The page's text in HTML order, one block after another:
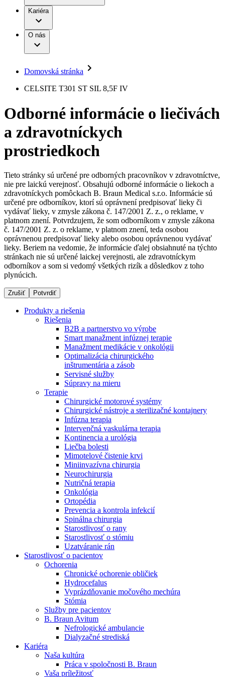
Terapie
Kontinencia a urológia
Liečba bolesti
Miniinvazívna chirurgia
Nutričná terapia
Onkológia
Ortopédia
Prevencia a kontrola infekcií
Spinálna chirurgia
Starostlivosť o rany
Uzatváranie rán
Riešenia
Terapie
Produktový katalóg​
Objavte naše produkty. ​Navštívte produktový katalóg B.
Braun​ s našim kompletným produktovým portfóliom.​
B. Braun Avitum
Ochorenia
Služby pre pacientov
Dialyzačné strediská
B. Braun Avitum poskytuje kvalitnú dialyzačnú starostlivosť
vo všetkých svojich strediskách na Slovensku. Viac
informácií nájdete na stránke jednotlivých stredísk.
Nefrologické ambulancie
V nefrologických ambulanciách prevádzkujeme poradenstvo
a prípravu pacientov k jednotlivým metódam náhrady funkcie
obličiek. Zvoľte si mesto, ktoré potrebujete a navštívte nás.
Práca a kariéra
Naša kultúra
Vaša príležitosť
Nájdite si prácu u nás​
Objavte svoje kariérne príležitosti ​v B. Braun. Vyhľadajte náš
trh práce​ pre zaujímavé pozície na Slovensku.​
Zodpovednosť
Médiá
Tlačové správy
Kontakt
Kontaktný formulár
Spoločnosť
Médiá
Kontakt
Zostaňte v dialógu s B. Braun. Kontaktujte nás.
Kariéra
O nás
Domovská stránka
CELSITE T301 ST SIL 8,5F IV
Odborné informácie o liečivách
a zdravotníckych
prostriedkoch
Tieto stránky sú určené pre odborných pracovníkov v zdravotníctve,
nie pre laickú verejnosť. Obsahujú odborné informácie o liekoch a
zdravotníckych pomôckach B. Braun Medical s.r.o. Informácie sú
určené pre odborníkov, ktorí sú oprávnení predpisovať lieky či
vydávať lieky, v zmysle zákona č. 147/2001 Z. z., o reklame, v
platnom znení. Potvrdzujem, že som odborníkom v zmysle zákona
č. 147/2001 Z. z. o reklame, v platnom znení, teda osobou
oprávnenou predpisovať lieky alebo osobou oprávnenou vydávať
lieky. Beriem na vedomie, že informácie ďalej obsiahnuté na týchto
stránkach nie sú určené laickej verejnosti, ale zdravotníckym
odborníkov a som si vedomý všetkých rizík a dôsledkov z toho
plynúcich.
Zrušiť Potvrdiť
Produkty a riešenia
Riešenia
B2B a partnerstvo vo výrobe
Smart manažment infúznej terapie
Manažment medikácie v onkológii
Optimalizácia chirurgického
inštrumentária a zásob
Servisné služby
Súpravy na mieru
Terapie
Chirurgické motorové systémy
Chirurgické nástroje a sterilizačné kontajnery
Infúzna terapia
Intervenčná vaskulárna terapia
Kontinencia a urológia
Liečba bolesti
Mimotelové čistenie krvi
Miniinvazívna chirurgia
Neurochirurgia
Nutričná terapia
Onkológia
Ortopédia
Prevencia a kontrola infekcií
Spinálna chirurgia
Starostlivosť o rany
Starostlivosť o stómiu
Uzatváranie rán
Starostlivosť o pacientov
Ochorenia
Chronické ochorenie obličiek
Hydrocefalus
Vyprázdňovanie močového mechúra
Stómia
Služby pre pacientov
B. Braun Avitum
Nefrologické ambulancie
Dialyzačné strediská
Kariéra
Naša kultúra
Práca v spoločnosti B. Braun
Vaša príležitosť